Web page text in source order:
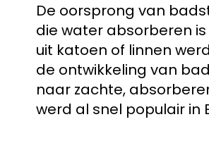
De oorsprong van
die water absorberen
uit katoen of linnen
de ontwikkeling van
naar zachte,
werd al snel populair in